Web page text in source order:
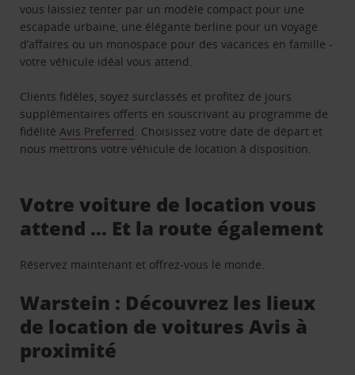
vous laissiez tenter par un modèle compact pour une
escapade urbaine, une élégante berline pour un voyage
d’affaires ou un monospace pour des vacances en famille -
votre véhicule idéal vous attend.
Clients fidèles, soyez surclassés et profitez de jours
supplémentaires offerts en souscrivant au programme de
fidélitéAvis Preferred. Choisissez votre date de départ et
nous mettrons votre véhicule de location à disposition.
Votre voiture de location vous
attend … Et la route également
Réservez maintenant et offrez-vous le monde.
Warstein : Découvrez les lieux
de location de voitures Avis à
proximité